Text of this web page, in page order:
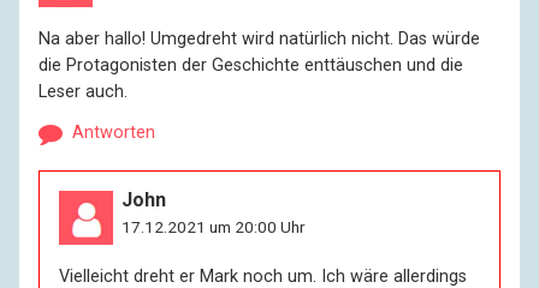
Na aber hallo! Umgedreht wird natürlich nicht. Das würde
die Protagonisten der Geschichte enttäuschen und die
Leser auch.
Antworten
John
17.12.2021 um 20:00 Uhr
Vielleicht dreht er Mark noch um. Ich wäre allerdings